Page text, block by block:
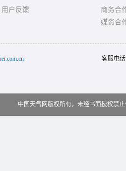
用户反馈
商务合
媒资合
客服电
中国天气网版权所有，未经书面授权